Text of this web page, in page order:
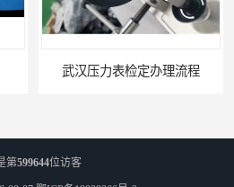
武汉压力表检定办理流程
第599644位访客